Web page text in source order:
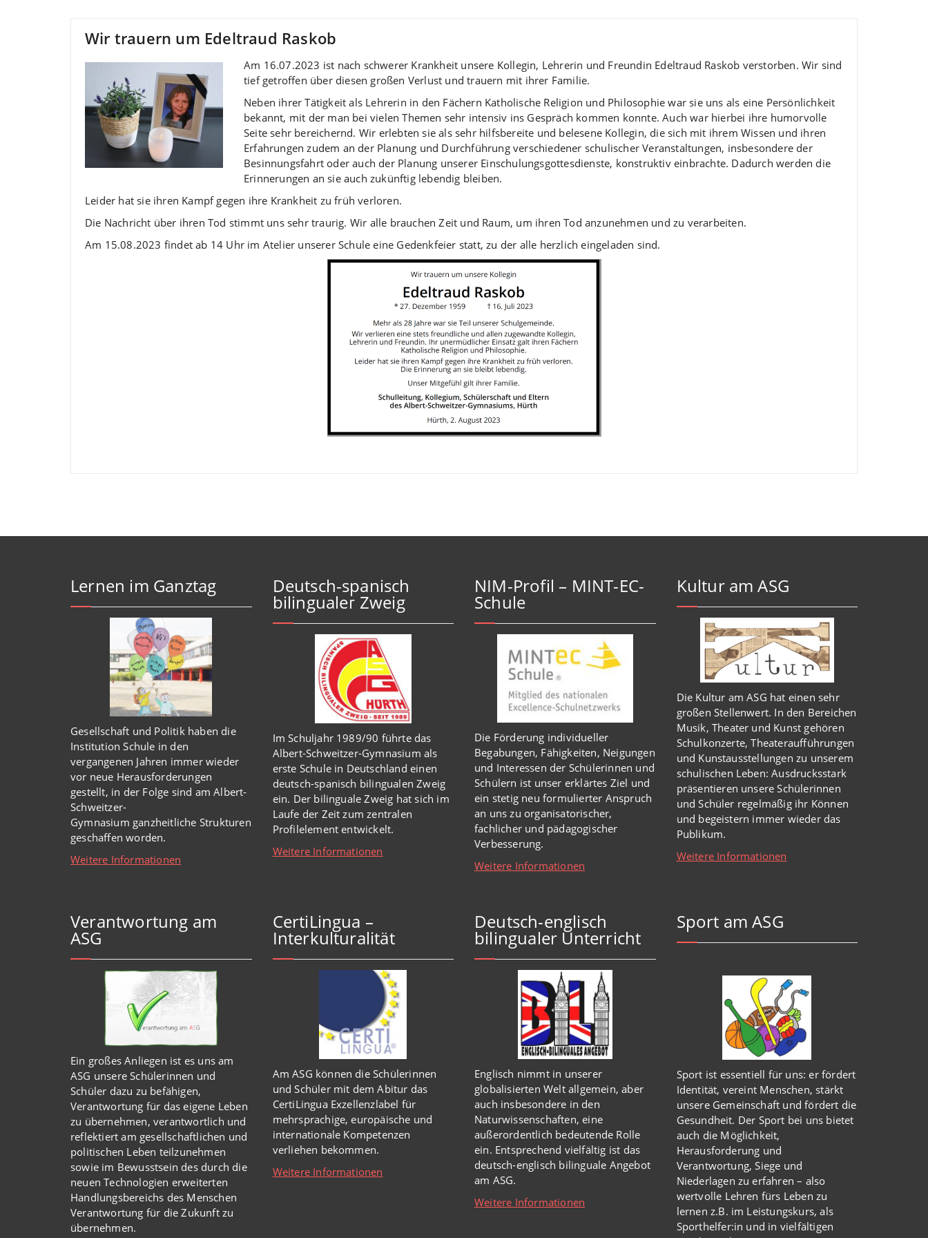
Wir trauern um Edeltraud Raskob
Am 16.07.2023 ist nach schwerer Krankheit unsere Kollegin, Lehrerin und Freundin Edeltraud Raskob verstorben. Wir sind
tief getroffen über diesen großen Verlust und trauern mit ihrer Familie.
Neben ihrer Tätigkeit als Lehrerin in den Fächern Katholische Religion und Philosophie war sie uns als eine Persönlichkeit
bekannt, mit der man bei vielen Themen sehr intensiv ins Gespräch kommen konnte.Auch war hierbei ihre humorvolle
Seite sehr bereichernd. Wir erlebten sie als sehr hilfsbereite und belesene Kollegin, die sich mit ihrem Wissen und ihren
Erfahrungen zudem an der Planung und Durchführung verschiedener schulischer Veranstaltungen, insbesondere der
Besinnungsfahrt oder auch der Planung unserer Einschulungsgottesdienste, konstruktiv einbrachte. Dadurch werden die
Erinnerungen an sie auch zukünftig lebendig bleiben.
Leider hat sie ihren Kampf gegen ihre Krankheit zu früh verloren.
Die Nachricht über ihren Tod stimmt uns sehr traurig. Wir alle brauchen Zeit und Raum, um ihren Tod anzunehmen und zu verarbeiten.
Am 15.08.2023 findet ab 14 Uhr im Atelier unserer Schule eine Gedenkfeier statt, zu der alle herzlich eingeladen sind.
Lernen im Ganztag
Gesellschaft und Politik haben die
Institution Schule in den
vergangenen Jahren immer wieder
vor neue Herausforderungen
gestellt, in der Folge sind am Albert-
Schweitzer-
Gymnasium ganzheitliche Strukturen
geschaffen worden.
Weitere Informationen
Deutsch-spanisch
bilingualer Zweig
Im Schuljahr 1989/90 führte das
Albert-Schweitzer-Gymnasium als
erste Schule in Deutschland einen
deutsch-spanisch bilingualen Zweig
ein. Der bilinguale Zweig hat sich im
Laufe der Zeit zum zentralen
Profilelement entwickelt.
Weitere Informationen
NIM-Profil – MINT-EC-
Schule
Die Förderung individueller
Begabungen, Fähigkeiten, Neigungen
und Interessen der Schülerinnen und
Schülern ist unser erklärtes Ziel und
ein stetig neu formulierter Anspruch
an uns zu organisatorischer,
fachlicher und pädagogischer
Verbesserung.
Weitere Informationen
Kultur am ASG
Die Kultur am ASG hat einen sehr
großen Stellenwert. In den Bereichen
Musik, Theater und Kunst gehören
Schulkonzerte, Theateraufführungen
und Kunstausstellungen zu unserem
schulischen Leben: Ausdrucksstark
präsentieren unsere Schülerinnen
und Schüler regelmäßig ihr Können
und begeistern immer wieder das
Publikum.
Weitere Informationen
Verantwortung am
ASG
Ein großes Anliegen ist es uns am
ASG unsere Schülerinnen und
Schüler dazu zu befähigen,
Verantwortung für das eigene Leben
zu übernehmen, verantwortlich und
reflektiert am gesellschaftlichen und
politischen Leben teilzunehmen
sowie im Bewusstsein des durch die
neuen Technologien erweiterten
Handlungsbereichs des Menschen
Verantwortung für die Zukunft zu
übernehmen.
CertiLingua –
Interkulturalität
Am ASG können die Schülerinnen
und Schüler mit dem Abitur das
CertiLingua Exzellenzlabel für
mehrsprachige, europäische und
internationale Kompetenzen
verliehen bekommen.
Weitere Informationen
Deutsch-englisch
bilingualer Unterricht
Englisch nimmt in unserer
globalisierten Weltallgemein, aber
auch insbesondere in den
Naturwissenschaften, eine
außerordentlich bedeutende Rolle
ein. Entsprechend vielfältig ist das
deutsch-englisch bilinguale Angebot
am ASG.
Weitere Informationen
Sport am ASG
Sport ist essentiell für uns: er fördert
Identität, vereint Menschen, stärkt
unsere Gemeinschaft und fördert die
Gesundheit. Der Sport bei uns bietet
auch die Möglichkeit,
Herausforderung und
Verantwortung, Siege und
Niederlagen zu erfahren – also
wertvolle Lehren fürs Leben zu
lernen z.B. im Leistungskurs, als
Sporthelfer:in und in vielfältigen